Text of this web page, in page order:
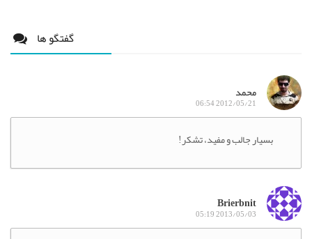
گفتگو ها
محمد
2012/05/21 06:54
بسیار جالب و مفید، تشکر!
Brierbnit
2013/05/03 05:19